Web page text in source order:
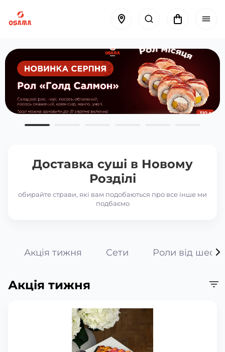
Доставка суші в Новому
Розділі
обирайте страви, які вам подобаються про все інше ми
подбаємо
Акція тижня Сети Роли від шефа
Акція тижня